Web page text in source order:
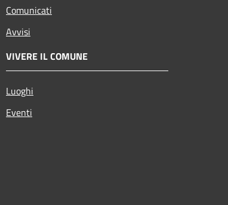
Comunicati
Avvisi
VIVERE IL COMUNE
Luoghi
Eventi